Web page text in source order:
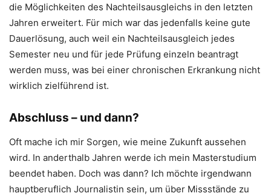
die Möglichkeiten des Nachteilsausgleichs in den letzten
Jahren erweitert. Für mich war das jedenfalls keine gute
Dauerlösung, auch weil ein Nachteilsausgleich jedes
Semester neu und für jede Prüfung einzeln beantragt
werden muss, was bei einer chronischen Erkrankung nicht
wirklich zielführend ist.
Abschluss – und dann?
Oft mache ich mir Sorgen, wie meine Zukunft aussehen
wird. In anderthalb Jahren werde ich mein Masterstudium
beendet haben. Doch was dann? Ich möchte irgendwann
hauptberuflich Journalistin sein, um über Missstände zu